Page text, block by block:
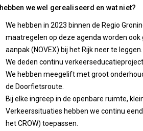
we wel gerealiseerd en wat niet?
We hebben in 2023 binnen de Regio
maatregelen op deze agenda worden
aanpak (NOVEX) bij het Rijk neer te leggen.
We deden continu
We hebben meegelift met groot
de Doorfietsroute.
Bij elke ingreep in de openbare ruimte,
Verkeerssituaties hebben we continu
het CROW) toepassen.